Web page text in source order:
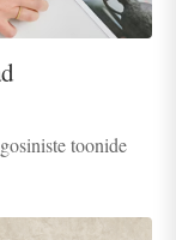
toonide